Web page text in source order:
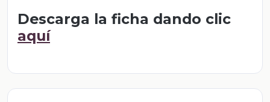
Descarga la ficha dando clic
aquí